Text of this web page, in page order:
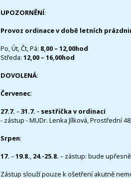
UPOZORNĚNÍ:
Provoz ordinace v době letních
Po, Út, Čt, Pá: 8,00 – 12,00hod
Středa: 12,00 – 16,00hod
DOVOLENÁ:
Červenec:
27.7. –31.7. - sestřička v ordinaci
- zástup - MUDr. Lenka Jílková, Prostřední
Srpen:
17. –19.8., 24.-25.8. – zástup: bude
Zástup slouží pouze k ošetření akutně